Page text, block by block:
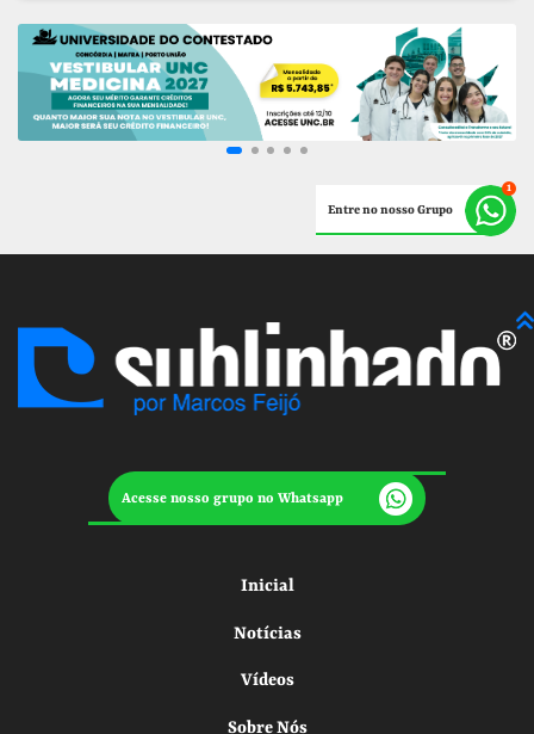
Entre no nosso Grupo
Acesse nosso grupo no Whatsapp
Inicial
Notícias
Vídeos
Sobre Nós